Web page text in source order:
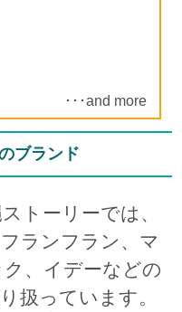
･･･and more
ブランド
トーリーでは、
ランフラン、マ
、イデーなどの
扱っています。